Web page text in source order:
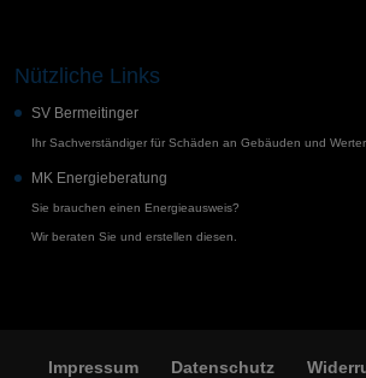
Nützliche Links
SV Bermeitinger
Ihr Sachverständiger für Schäden an Gebäuden und
MK Energieberatung
Sie brauchen einen Energieausweis?
Wir beraten Sie und erstellen diesen.
Impressum Datenschutz